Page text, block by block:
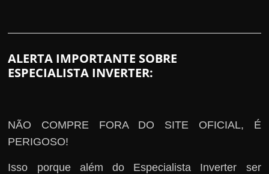
ALERTA IMPORTANTE SOBRE
ESPECIALISTA INVERTER:
NÃO COMPRE FORA DO SITE OFICIAL, É
PERIGOSO!
Isso porque além do Especialista Inverter ser